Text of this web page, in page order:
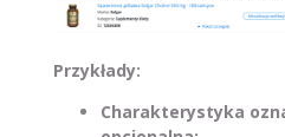
Przykłady:
Charakterystyka